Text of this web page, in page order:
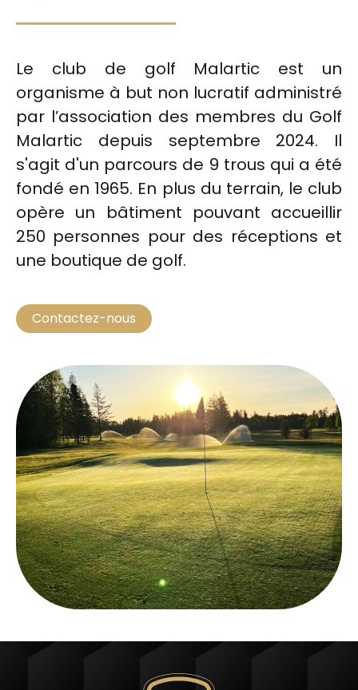
Le club de golf Malartic est un
organisme à but non lucratif administré
par l’association des membres du Golf
Malartic depuis septembre 2024. Il
s'agit d'un parcours de 9 trous qui a été
fondé en 1965. En plus du terrain, le club
opère un bâtiment pouvant accueillir
250 personnes pour des réceptions et
une boutique de golf.
Contactez-nous